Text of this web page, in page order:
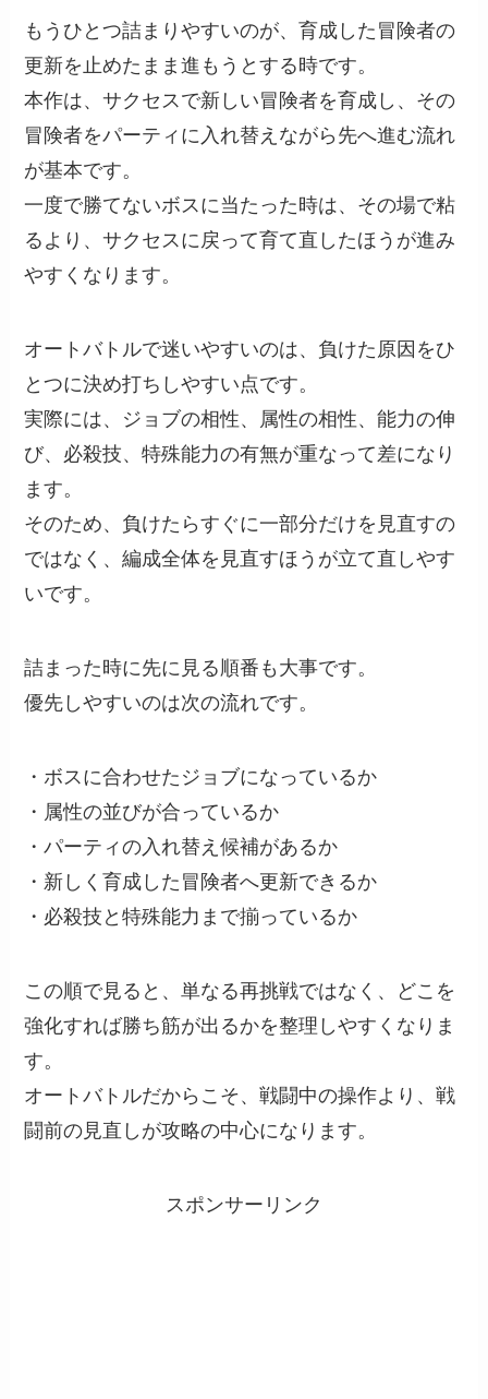
もうひとつ詰まりやすいのが、育成した冒険者の
更新を止めたまま進もうとする時です。
本作は、サクセスで新しい冒険者を育成し、その
冒険者をパーティに入れ替えながら先へ進む流れ
が基本です。
一度で勝てないボスに当たった時は、その場で粘
るより、サクセスに戻って育て直したほうが進み
やすくなります。
オートバトルで迷いやすいのは、負けた原因をひ
とつに決め打ちしやすい点です。
実際には、ジョブの相性、属性の相性、能力の伸
び、必殺技、特殊能力の有無が重なって差になり
ます。
そのため、負けたらすぐに一部分だけを見直すの
ではなく、編成全体を見直すほうが立て直しやす
いです。
詰まった時に先に見る順番も大事です。
優先しやすいのは次の流れです。
・ボスに合わせたジョブになっているか
・属性の並びが合っているか
・パーティの入れ替え候補があるか
・新しく育成した冒険者へ更新できるか
・必殺技と特殊能力まで揃っているか
この順で見ると、単なる再挑戦ではなく、どこを
強化すれば勝ち筋が出るかを整理しやすくなりま
す。
オートバトルだからこそ、戦闘中の操作より、戦
闘前の見直しが攻略の中心になります。
スポンサーリンク